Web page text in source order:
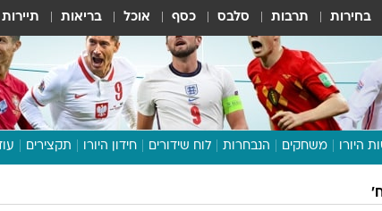
בחירות תרבות סלבס כסף אוכל בריאות תיירות
היורו משחקים הנבחרות לוח שידורים חידון היורו תקצירים עוד